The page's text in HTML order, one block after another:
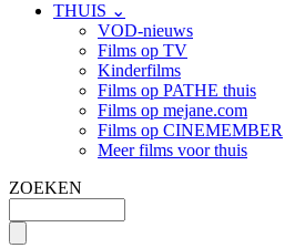
THUIS ⌄
VOD-nieuws
Films op TV
Kinderfilms
Films op PATHE thuis
Films op mejane.com
Films op CINEMEMBER
Meer films voor thuis
ZOEKEN